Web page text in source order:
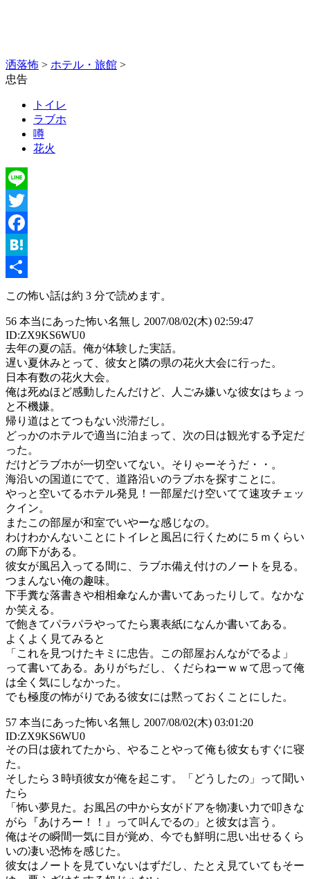
洒落怖 > ホテル・旅館 >
忠告
トイレ
ラブホ
噂
花火
Line
Twitter
Facebook
Hatena
この怖い話は約 3 分で読めます。
56 本当にあった怖い名無し 2007/08/02(木) 02:59:47
ID:ZX9KS6WU0
去年の夏の話。俺が体験した実話。
遅い夏休みとって、彼女と隣の県の花火大会に行った。
日本有数の花火大会。
俺は死ぬほど感動したんだけど、人ごみ嫌いな彼女はちょっ
と不機嫌。
帰り道はとてつもない渋滞だし。
どっかのホテルで適当に泊まって、次の日は観光する予定だ
った。
だけどラブホが一切空いてない。そりゃーそうだ・・。
海沿いの国道にでて、道路沿いのラブホを探すことに。
やっと空いてるホテル発見！一部屋だけ空いてて速攻チェッ
クイン。
またこの部屋が和室でいやーな感じなの。
わけわかんないことにトイレと風呂に行くために５ｍくらい
の廊下がある。
彼女が風呂入ってる間に、ラブホ備え付けのノートを見る。
つまんない俺の趣味。
下手糞な落書きや相相傘なんか書いてあったりして。なかな
か笑える。
で飽きてパラパラやってたら裏表紙になんか書いてある。
よくよく見てみると
「これを見つけたキミに忠告。この部屋おんながでるよ」
って書いてある。ありがちだし、くだらねーｗｗて思って俺
は全く気にしなかった。
でも極度の怖がりである彼女には黙っておくことにした。
57 本当にあった怖い名無し 2007/08/02(木) 03:01:20
ID:ZX9KS6WU0
その日は疲れてたから、やることやって俺も彼女もすぐに寝
た。
そしたら３時頃彼女が俺を起こす。「どうしたの」って聞い
たら
「怖い夢見た。お風呂の中から女がドアを物凄い力で叩きな
がら『あけろー！！』って叫んでるの」と彼女は言う。
俺はその瞬間一気に目が覚め、今でも鮮明に思い出せるくら
いの凄い恐怖を感じた。
彼女はノートを見ていないはずだし、たとえ見ていてもそー